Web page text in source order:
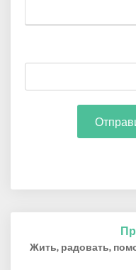
поЖить, радовать,